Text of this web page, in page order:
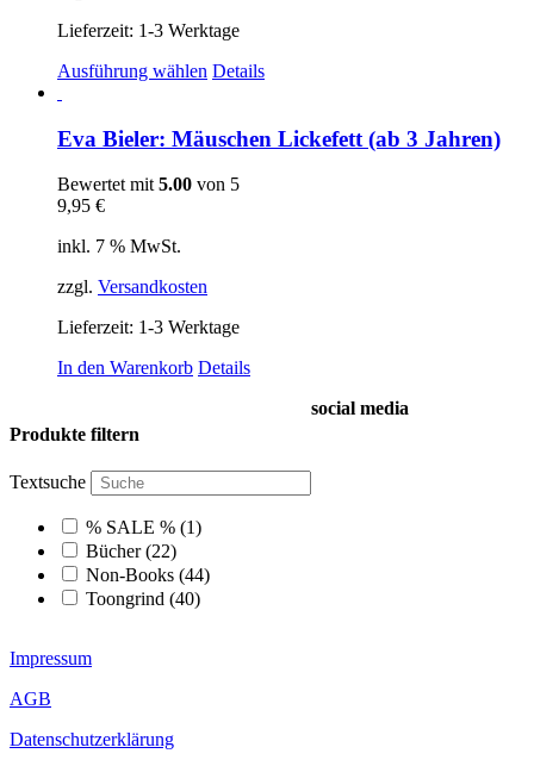
Lieferzeit: 1-3 Werktage
Ausführung wählen Dieses
mehrere
Varianten
auf.
gewählt
Details
Eva Bieler: Mäuschen Lickefett (ab 3 Jahren)
Bewertet mit 5.00 von 5
9,95 €
inkl. 7 % MwSt.
zzgl. Versandkosten
Lieferzeit: 1-3 Werktage
In den Warenkorb Details
Produkte filtern
Textsuche
% SALE % (1)
Bücher(22)
Non-Books (44)
Toongrind (40)
social media
Impressum
AGB
Datenschutzerklärung